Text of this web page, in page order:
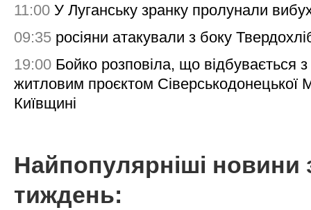
11:00 У Луганську зранку пролунали
09:35 росіяни атакували з боку
19:00 Бойко розповіла, що відбувається з
житловим проєктом Сіверськодонецької
Київщині
Найпопулярніші новини
тиждень: